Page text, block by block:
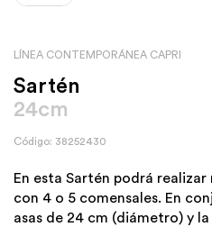
LÍNEA CONTEMPORÁNEA CAPRI
Sartén
24cm
Código: 38252430
En esta Sartén podrá
con 4 o 5 comensales. En
asas de 24 cm (diámetro) y